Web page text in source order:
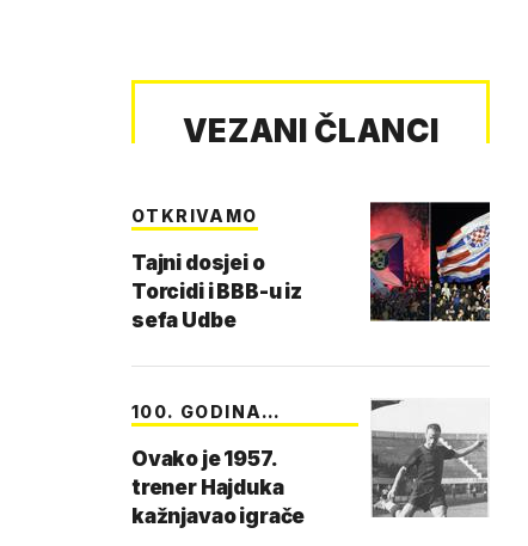
VEZANI ČLANCI
OTKRIVAMO
Tajni dosjei o
Torcidi i BBB-u iz
sefa Udbe
100. GODINA
Ovako je 1957.
trener Hajduka
kažnjavao igrače